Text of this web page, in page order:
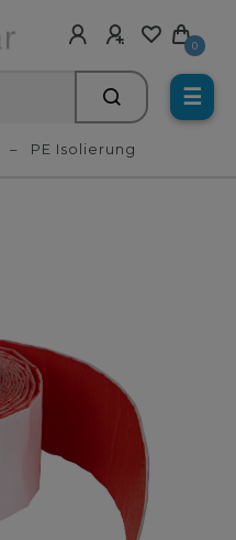
0
☰
PE Isolierung